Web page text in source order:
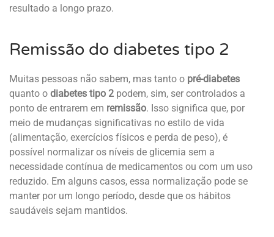
resultado a longo prazo.
Remissão do diabetes tipo 2
Muitas pessoas não sabem, mas tanto o pré-diabetes
quanto o diabetes tipo 2 podem, sim, ser controlados a
ponto de entrarem em remissão. Isso significa que, por
meio de mudanças significativas no estilo de vida
(alimentação, exercícios físicos e perda de peso), é
possível normalizar os níveis de glicemia sem a
necessidade contínua de medicamentos ou com um uso
reduzido. Em alguns casos, essa normalização pode se
manter por um longo período, desde que os hábitos
saudáveis sejam mantidos.